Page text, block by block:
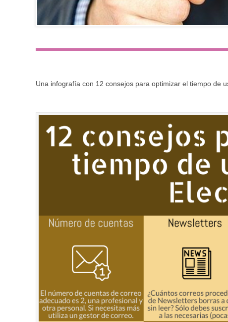
Una infografía con 12 consejos para optimizar el tiempo de